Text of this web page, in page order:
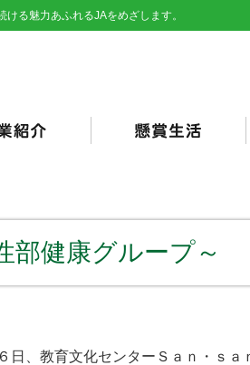
る魅力あふれるJAをめざします。
健康グループ～
日、教育文化センターＳａｎ・ｓａ